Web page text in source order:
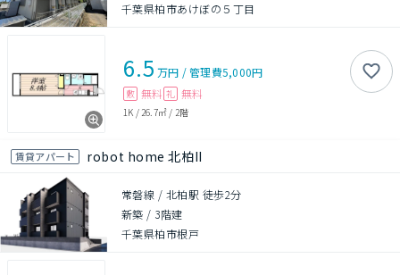
千葉県柏市あけぼの５丁目
6.5 万円 /管理費5,000円
敷 無料 礼 無料
1K / 26.7㎡ / 2階
賃貸アパート robot home 北柏II
常磐線 / 北柏駅 徒歩2分
新築 / 3階建
千葉県柏市根戸